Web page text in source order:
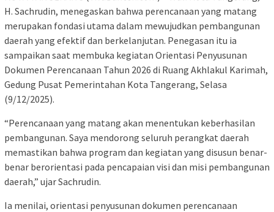
H. Sachrudin, menegaskan bahwa perencanaan yang matang
merupakan fondasi utama dalam mewujudkan pembangunan
daerah yang efektif dan berkelanjutan. Penegasan itu ia
sampaikan saat membuka kegiatan Orientasi Penyusunan
Dokumen Perencanaan Tahun 2026 di Ruang Akhlakul Karimah,
Gedung Pusat Pemerintahan Kota Tangerang, Selasa
(9/12/2025).
“Perencanaan yang matang akan menentukan keberhasilan
pembangunan. Saya mendorong seluruh perangkat daerah
memastikan bahwa program dan kegiatan yang disusun benar-
benar berorientasi pada pencapaian visi dan misi pembangunan
daerah,” ujar Sachrudin.
Ia menilai, orientasi penyusunan dokumen perencanaan